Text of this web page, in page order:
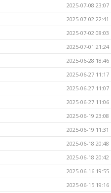
2025-07-08 23:07
2025-07-02 22:41
2025-07-02 08:03
2025-07-01 21:24
2025-06-28 18:46
2025-06-27 11:17
2025-06-27 11:07
2025-06-27 11:06
2025-06-19 23:08
2025-06-19 11:31
2025-06-18 20:48
2025-06-18 20:42
2025-06-16 19:55
2025-06-15 19:16